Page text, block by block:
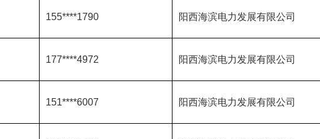
155****1790 阳西海滨电力发展有限公司
177****4972 阳西海滨电力发展有限公司
151****6007 阳西海滨电力发展有限公司